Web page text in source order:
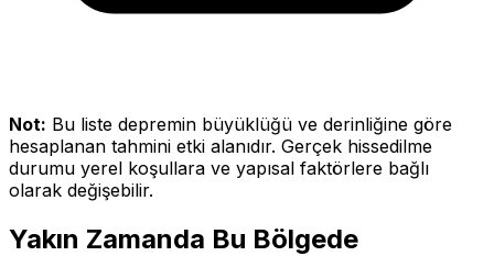
Not: Bu liste depremin büyüklüğü ve derinliğine göre
hesaplanan tahmini etki alanıdır. Gerçek hissedilme
durumu yerel koşullara ve yapısal faktörlere bağlı
olarak değişebilir.
Yakın Zamanda Bu Bölgede